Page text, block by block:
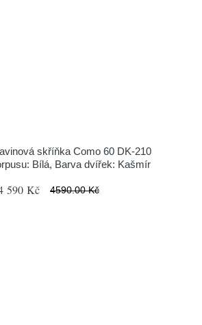
skříňka Como 60 DK-210
Bílá, Barva dvířek: Kašmír
590 Kč 4590.00 Kč